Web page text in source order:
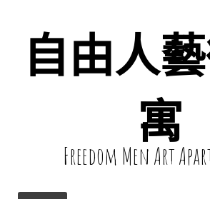
自由人
寓
Freedom Men Art